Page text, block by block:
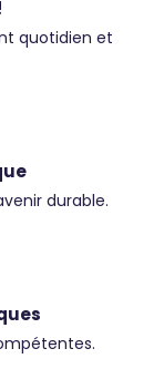
quotidien et
durable.